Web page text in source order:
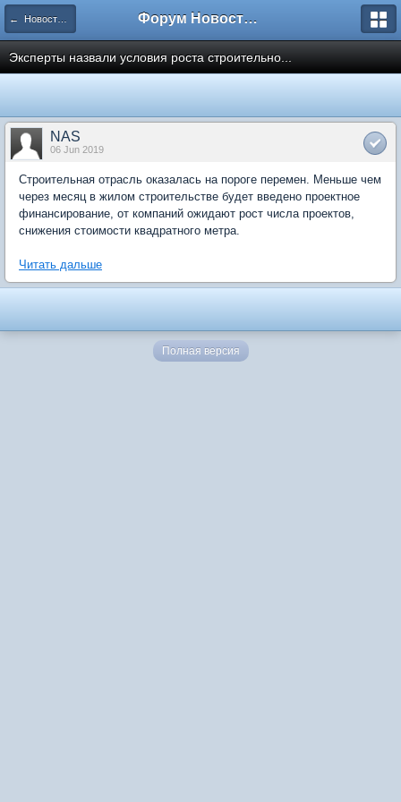
← Новости рынка недвижимости Форум Новостройки
Эксперты назвали условия роста строительно...
NAS
06 Jun 2019
Строительная отрасль оказалась на пороге перемен. Меньше чем
через месяц в жилом строительстве будет введено проектное
финансирование, от компаний ожидают рост числа проектов,
снижения стоимости квадратного метра.
Читать дальше
Полная версия